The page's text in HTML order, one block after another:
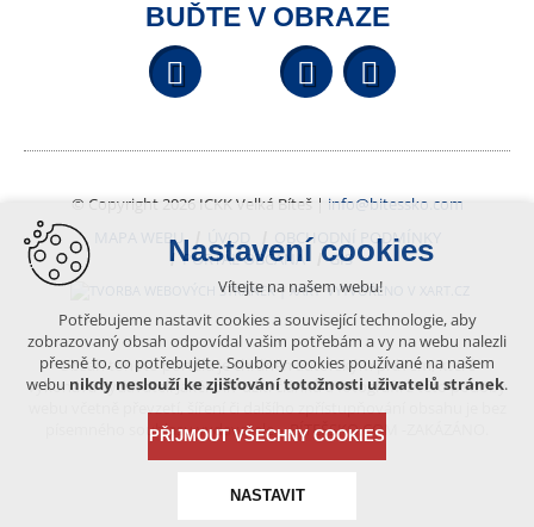
BUĎTE V OBRAZE
Facebook YouTube
© Copyright 2026 ICKK Velká Bíteš | info@bitessko.com
MAPA WEBU
ÚVOD
OBCHODNÍ PODMÍNKY
PORTÁL OBČANA
GIS
VYTVOŘENO V XART.CZ
Obsah tohoto portálu je chráněn autorským právem, které
vykonává vydavatel. Jakékoliv užití článků a fotografií z této podoby
písemného souhlasu vydavatele – BÍTEŠSKO.COM -ZAKÁZÁNO.
Nastavení cookies
Vítejte na našem webu!
Potřebujeme nastavit cookies a související technologie, aby
zobrazovaný obsah odpovídal vašim potřebám a vy na webu nalezli
přesně to, co potřebujete. Soubory cookies používané na našem
webu nikdy neslouží ke zjišťování totožnosti uživatelů stránek.
PŘIJMOUT VŠECHNY COOKIES
NASTAVIT